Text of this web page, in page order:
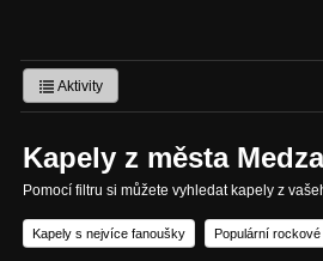
Aktivity
Kapely z města
Pomocí filtru si můžete vyhledat kapely z
Kapely s nejvíce fanoušky Populární